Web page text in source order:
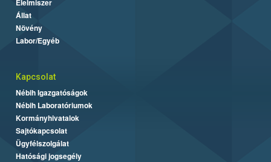
Élelmiszer
Állat
Növény
Labor/Egyéb
Kapcsolat
Nébih Igazgatóságok
Nébih Laboratóriumok
Kormányhivatalok
Sajtókapcsolat
Ügyfélszolgálat
Hatósági jogsegély